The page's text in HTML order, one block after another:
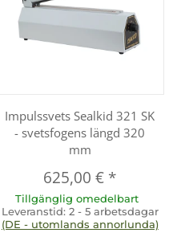
Impulssvets Sealkid 321 SK
- svetsfogens längd 320
mm
625,00 € *
Tillgänglig omedelbart
Leveranstid: 2 - 5 arbetsdagar
(DE - utomlands annorlunda)